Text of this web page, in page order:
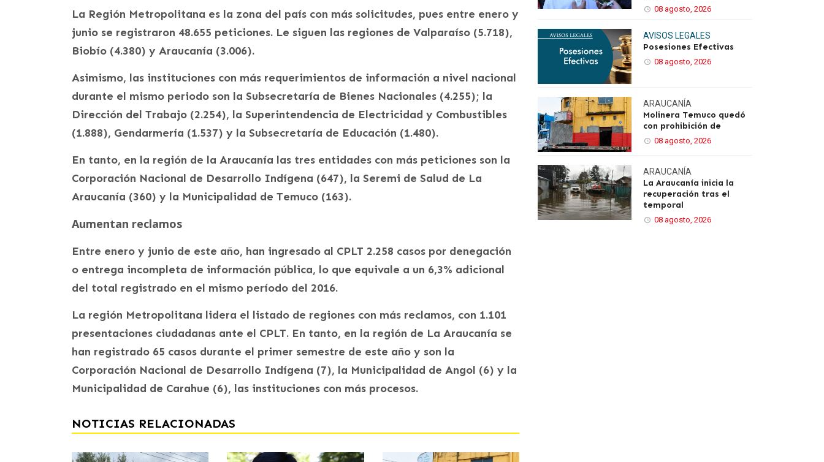
La Región Metropolitana es la zona del país con más solicitudes, pues entre enero y
junio se registraron 48.655 peticiones. Le siguen las regiones de Valparaíso (5.718),
Biobío (4.380) y Araucanía (3.006).
Asimismo, las instituciones con más requerimientos de información a nivel nacional
durante el mismo periodo son la Subsecretaría de Bienes Nacionales (4.255); la
Dirección del Trabajo (2.254), la Superintendencia de Electricidad y Combustibles
(1.888), Gendarmería (1.537) y la Subsecretaría de Educación (1.480).
En tanto, en la región de la Araucanía las tres entidades con más peticiones son la
Corporación Nacional de Desarrollo Indígena (647), la Seremi de Salud de La
Araucanía (360) y la Municipalidad de Temuco (163).
Aumentan reclamos
Entre enero y junio de este año, han ingresado al CPLT 2.258 casos por denegación
o entrega incompleta de información pública, lo que equivale a un 6,3% adicional
del total registrado en el mismo período del 2016.
La región Metropolitana lidera el listado de regiones con más reclamos, con 1.101
presentaciones ciudadanas ante el CPLT. En tanto, en la región de La Araucanía se
han registrado 65 casos durante el primer semestre de este año y son la
Corporación Nacional de Desarrollo Indígena (7), la Municipalidad de Angol (6) y la
Municipalidad de Carahue (6), las instituciones con más procesos.
NOTICIAS RELACIONADAS
08 agosto, 2026
AVISOS LEGALES
Posesiones Efectivas
08 agosto, 2026
ARAUCANÍA
Molinera Temuco quedó
con prohibición de
08 agosto, 2026
ARAUCANÍA
La Araucanía inicia la
recuperación tras el
temporal
08 agosto, 2026